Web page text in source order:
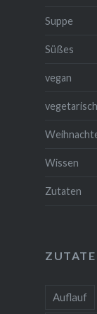
Suppe
Süßes
vegan
vegetarisch
Wissen
Zutaten
Auflauf